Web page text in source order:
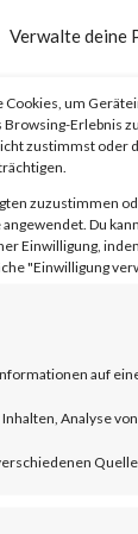
Verwalte deine
um
Erlebnis
zustimmst
zuzustimmen
Du
Einwilligung,
"Einwilligung
auf
Analyse
and is
TP-
As